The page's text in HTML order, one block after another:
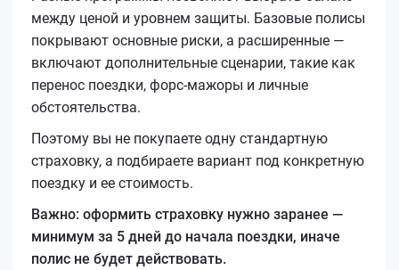
между ценой и уровнем защиты. Базовые полисы
покрывают основные риски, а расширенные —
включают дополнительные сценарии, такие как
перенос поездки, форс-мажоры и личные
обстоятельства.
Поэтому вы не покупаете одну стандартную
страховку, а подбираете вариант под конкретную
поездку и ее стоимость.
Важно: оформить страховку нужно заранее —
минимум за 5 дней до начала поездки, иначе
полис не будет действовать.